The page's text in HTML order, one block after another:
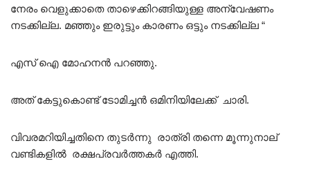
നേരം വെളുക്കാതെ താഴെക്കിറങ്ങിയുള്ള അന്വേഷണം
നടക്കില്ല. മഞ്ഞും ഇരുട്ടും കാരണം ഒട്ടും നടക്കില്ല “
എസ് ഐ മോഹനൻ പറഞ്ഞു.
അത് കേട്ടുകൊണ്ട് ടോമിച്ചൻ ഒമിനിയിലേക്ക് ചാരി.
വിവരമറിയിച്ചതിനെ തുടർന്നു രാത്രി തന്നെ മൂന്നുനാല്
വണ്ടികളിൽ രക്ഷപ്രവർത്തകർ എത്തി.